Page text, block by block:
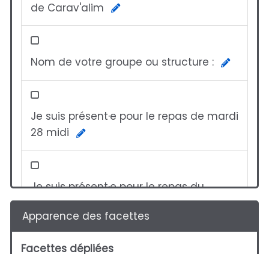
de Carav'alim
Nom de votre groupe ou structure :
Je suis présent·e pour le repas de mardi
28 midi
Je suis présent·e pour le repas du
mercredi 29 midi
Apparence des facettes
Facettes dépliées